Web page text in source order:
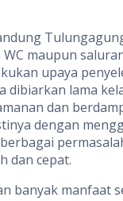
maupun
upaya
dibiarkan lama
dan
dengan
dan cepat.
banyak manfaat